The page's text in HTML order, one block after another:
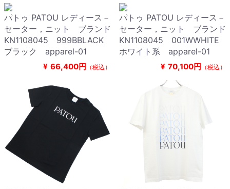
パトゥ PATOU レディース－
セーター，ニット ブランド
KN1108045 999BBLACK
ブラック apparel-01
¥ 66,400円 （税込）
パトゥ PATOU レディース－
セーター，ニット ブランド
KN1108045 001WWHITE
ホワイト系 apparel-01
¥ 70,100円 （税込）